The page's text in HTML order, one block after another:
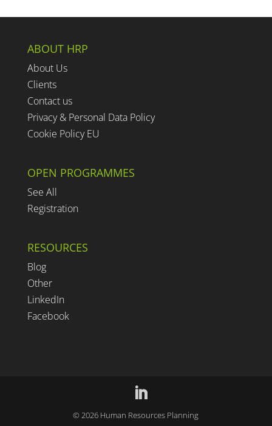
ABOUT HRP
About Us
Clients
Contact us
Privacy & Personal Data Policy
Cookie Policy EU
OPEN PROGRAMMES
See All
Registration
RESOURCES
Blog
Other
LinkedIn
Facebook
©2026 Human Resources Planning